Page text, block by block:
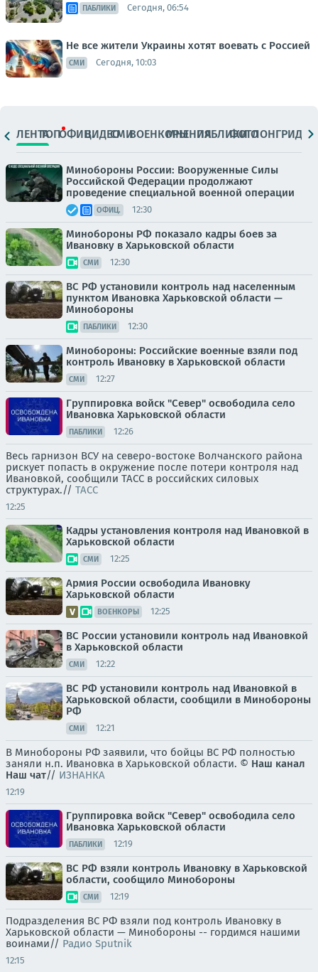
ПАБЛИКИ Сегодня, 06:54
Не все жители Украины хотят воевать с Россией
СМИ Сегодня, 10:03
ЛЕНТАТОПОФИЦ.ВИДЕОСМИВОЕНКОРЫМНЕНИЯПАБЛИКИ
ФОТОЛОНГРИДЫ
Минобороны России: Вооруженные Силы
Российской Федерации продолжают
проведение специальной военной операции
ОФИЦ. 12:30
Минобороны РФ показало кадры боев за
Ивановку в Харьковской области
СМИ 12:30
ВС РФ установили контроль над населенным
пунктом Ивановка Харьковской области —
Минобороны
ПАБЛИКИ 12:30
Минобороны: Российские военные взяли под
контроль Ивановку в Харьковской области
СМИ 12:27
Группировка войск "Север" освободила село
Ивановка Харьковской области
ПАБЛИКИ 12:26
Весь гарнизон ВСУ на северо-востоке Волчанского района
рискует попасть в окружение после потери контроля над
Ивановкой, сообщили ТАСС в российских силовых
структурах.// ТАСС
12:25
Кадры установления контроля над Ивановкой в
Харьковской области
СМИ 12:25
Армия России освободила Ивановку
Харьковской области
ВОЕНКОРЫ 12:25
ВС России установили контроль над Ивановкой
в Харьковской области
СМИ 12:22
ВС РФ установили контроль над Ивановкой в
Харьковской области, сообщили в Минобороны
РФ
СМИ 12:21
В Минобороны РФ заявили, что бойцы ВС РФ полностью
заняли н.п. Ивановка в Харьковской области. © Наш канал
Наш чат// ИЗНАНКА
12:19
Группировка войск "Север" освободила село
Ивановка Харьковской области
ПАБЛИКИ 12:19
ВС РФ взяли контроль Ивановку в Харьковской
области, сообщило Минобороны
СМИ 12:19
Подразделения ВС РФ взяли под контроль Ивановку в
Харьковской области — Минобороны -- гордимся нашими
воинами// Радио Sputnik
12:15